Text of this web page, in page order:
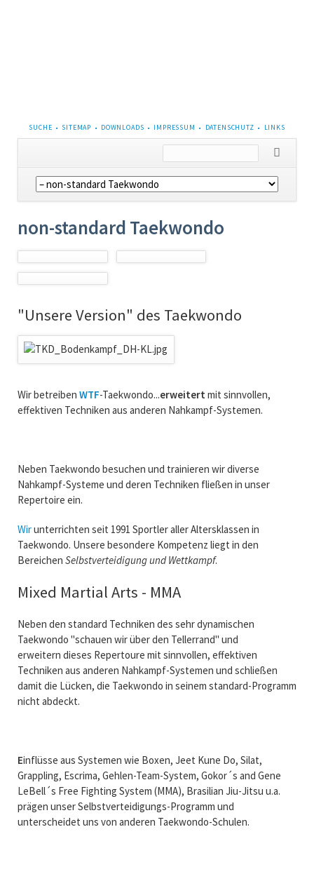
NAVIGATION
ÜBERSPRINGEN
SUCHE SITEMAP DOWNLOADS IMPRESSUM DATENSCHUTZ LINKS
Navigation
überspringen
non-standard Taekwondo
"Unsere Version" des Taekwondo
Wir betreiben WTF-Taekwondo...erweitert mit sinnvollen,
effektiven Techniken aus anderen Nahkampf-Systemen.
Neben Taekwondo besuchen und trainieren wir diverse
Nahkampf-Systeme und deren Techniken fließen in unser
Repertoire ein.
Wirunterrichten seit 1991 Sportler aller Altersklassen in
Taekwondo. Unsere besondere Kompetenz liegt in den
Bereichen Selbstverteidigung und Wettkampf.
Mixed Martial Arts - MMA
Neben den standard Techniken des sehr dynamischen
Taekwondo "schauen wir über den Tellerrand" und
erweitern dieses Repertoure mit sinnvollen, effektiven
Techniken aus anderen Nahkampf-Systemen und schließen
damit die Lücken, die Taekwondo in seinem standard-Programm
nicht abdeckt.
Einflüsse aus Systemen wie Boxen, Jeet Kune Do, Silat,
Grappling, Escrima, Gehlen-Team-System, Gokor´s and Gene
LeBell´s Free Fighting System (MMA), Brasilian Jiu-Jitsu u.a.
prägen unser Selbstverteidigungs-Programm und
unterscheidet uns von anderen Taekwondo-Schulen.